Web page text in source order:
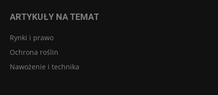
ARTYKUŁY NA TEMAT
Rynki i prawo
Ochrona roślin
Nawożenie i technika